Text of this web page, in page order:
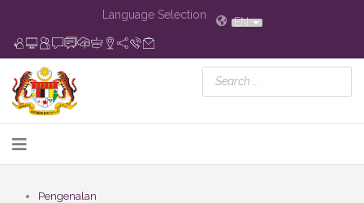
Language Selection
EN
Pengenalan